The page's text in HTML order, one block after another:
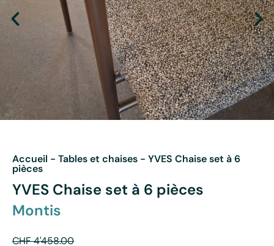
Accueil - Tables et chaises - YVES Chaise set à 6
pièces
YVES Chaise set à 6 pièces
Montis
CHF4'458.00